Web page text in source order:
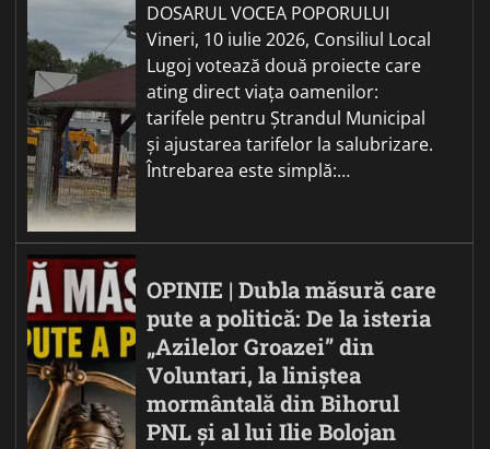
DOSARUL VOCEA POPORULUI
Vineri, 10 iulie 2026, Consiliul Local
Lugoj votează două proiecte care
ating direct viața oamenilor:
tarifele pentru Ștrandul Municipal
și ajustarea tarifelor la salubrizare.
Întrebarea este simplă:…
OPINIE | Dubla măsură care
pute a politică: De la isteria
„Azilelor Groazei” din
Voluntari, la liniștea
mormântală din Bihorul
PNL și al lui Ilie Bolojan